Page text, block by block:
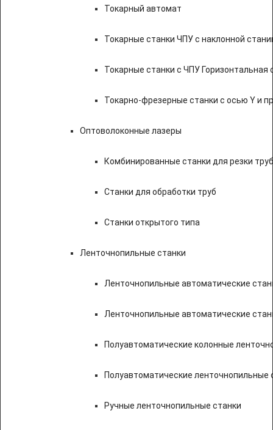
Токарный автомат
Токарные станки ЧПУ c наклонной
Токарные станки с ЧПУ Горизонтальная
Токарно-фрезерные станки с осью Y и
Оптоволоконные лазеры
Комбинированные станки для резки
Станки для обработки труб
Станки открытого типа
Ленточнопильные станки
Ленточнопильные автоматические
Ленточнопильные автоматические
Полуавтоматические колонные
Полуавтоматические ленточнопильные
Ручные ленточнопильные станки